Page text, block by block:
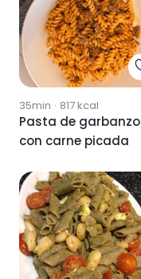
35min · 817kcal
Pasta de garbanzo
con carne picada